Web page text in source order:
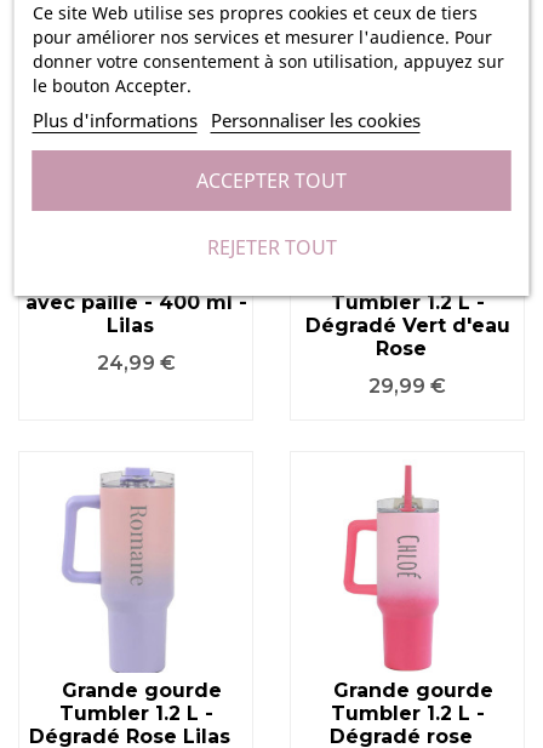
Ce site Web utilise ses propres cookies et ceux de tiers
pour améliorer nos services et mesurer l'audience. Pour
donner votre consentement à son utilisation, appuyez sur
le bouton Accepter.
Plus d'informations Personnaliser les cookies
REJETER TOUT
ACCEPTER TOUT
avec paille - 400 ml -
Lilas
Prix
24,99 €
Tumbler 1.2 L -
Dégradé Vert d'eau
Rose
Prix
29,99 €
Grande gourde
Tumbler 1.2 L -
Dégradé Rose Lilas
Grande gourde
Tumbler 1.2 L -
Dégradé rose